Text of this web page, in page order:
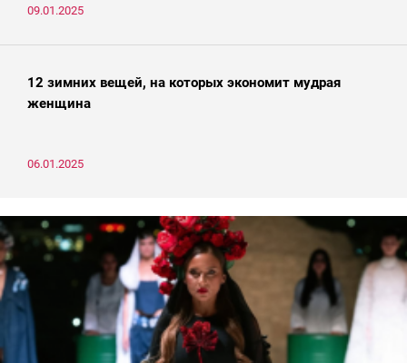
09.01.2025
12 зимних вещей, на которых экономит мудрая
женщина
06.01.2025